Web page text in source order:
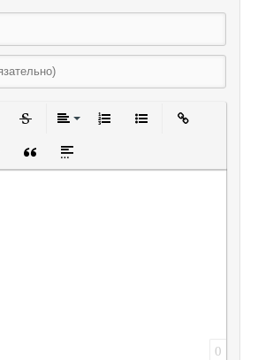
ссылку
смайлик
Вставка скрытого текста
Вставка цитаты
Вставка спойлера
0